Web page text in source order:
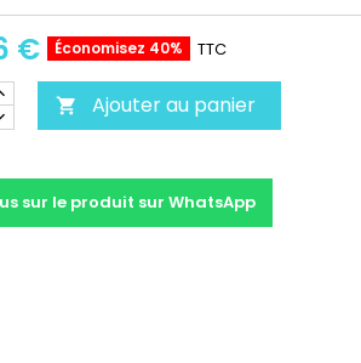
€ Économisez 40% TTC
 Ajouter au panier
sur le produit sur WhatsApp